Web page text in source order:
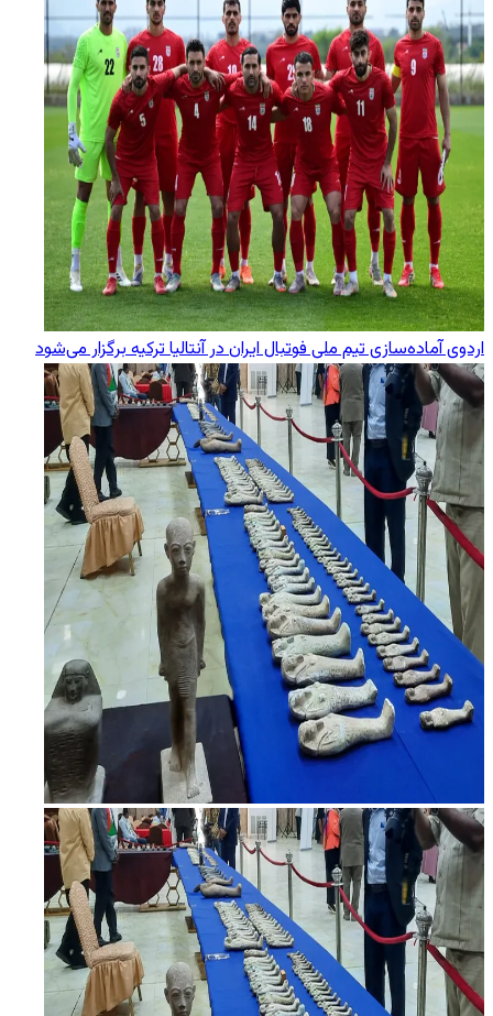
اردوی آماده‌سازی تیم ملی فوتبال ایران در آنتالیا ترکیه برگزار می‌شود